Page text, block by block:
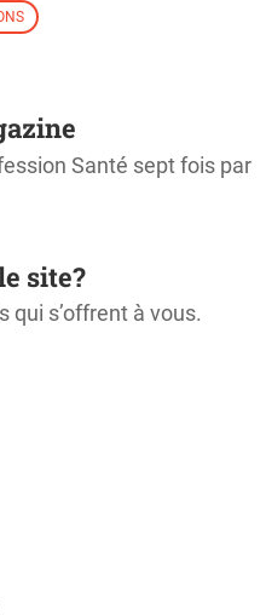
Santé sept fois par
site?
s’offrent à vous.